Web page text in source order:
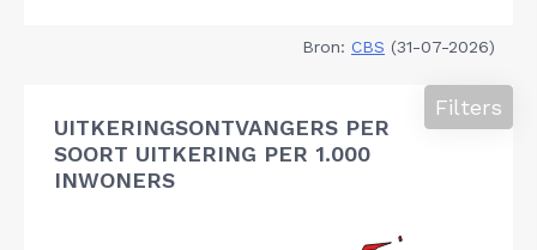
Bron: CBS (31-07-2026)
UITKERINGSONTVANGERS PER
SOORT UITKERING PER 1.000
INWONERS
Filters